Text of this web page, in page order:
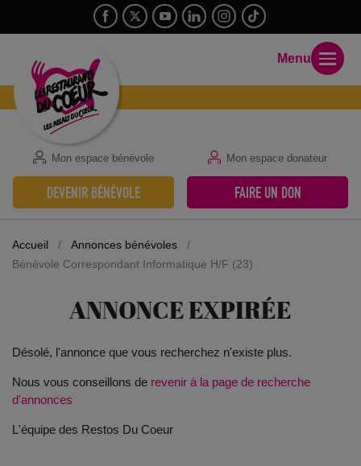
Mon espace bénévole Mon espace donateur
DEVENIR BÉNÉVOLE FAIRE UN DON
Menu
Accueil / Annonces bénévoles
/
Bénévole Correspondant Informatique H/F (23)
ANNONCE EXPIRÉE
Désolé, l'annonce que vous recherchez n'existe plus.
Nous vous conseillons de revenir à la page de recherche
d'annonces
L'équipe des Restos Du Coeur